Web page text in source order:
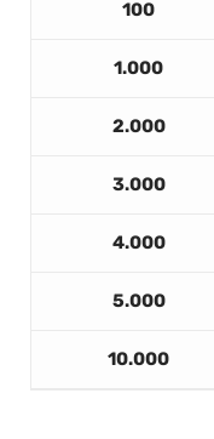
100
1.000
2.000
3.000
4.000
5.000
10.000